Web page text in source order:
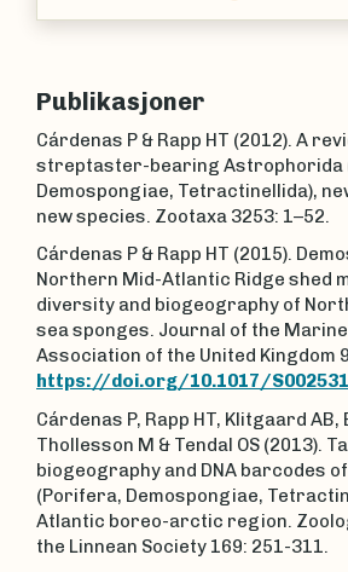
Publikasjoner
Cárdenas P & Rapp HT (2012). A
streptaster-bearing Astrophorida
Demospongiae, Tetractinellida),
new species. Zootaxa 3253: 1–52.
Cárdenas P & Rapp HT (2015).
Northern Mid-Atlantic Ridge shed
diversity and biogeography of
sea sponges. Journal of the
Association of the United Kingdom
https://doi.org/10.1017/
Cárdenas P, Rapp HT, Klitgaard AB,
Thollesson M & Tendal OS (2013).
biogeography and DNA barcodes
(Porifera, Demospongiae,
Atlantic boreo-arctic region.
the Linnean Society 169: 251-311.